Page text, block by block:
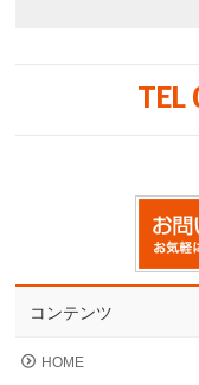
TEL
コンテンツ
HOME